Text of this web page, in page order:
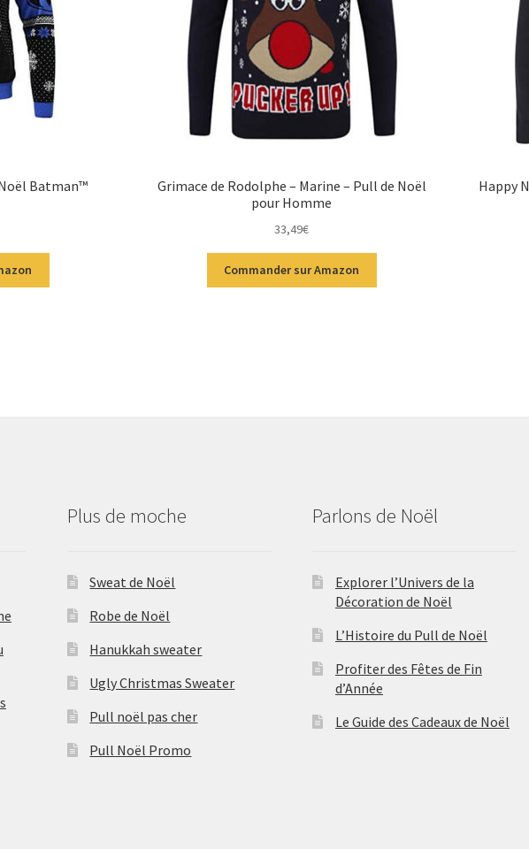
Batman™
Grimace de Rodolphe – Marine – Pull de Noël
pour Homme
33,49€
Commander sur Amazon
Happy
Plus de moche
Sweat de Noël
Robe de Noël
Hanukkah sweater
Ugly Christmas Sweater
Pull noël pas cher
Pull Noël Promo
Parlons de Noël
Explorer l’Univers de la
Décoration de Noël
L’Histoire du Pull de Noël
Profiter des Fêtes de Fin
d’Année
Le Guide des Cadeaux de Noël